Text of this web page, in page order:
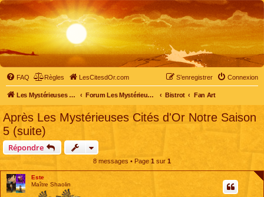
FAQ Règles LesCitesdOr.com Connexion
S’enregistrer
Les Mystérieuses Cités d'Or - LesCitesdOr.com Forum Les Mystérieuses Cités d'Or Bistrot Fan Art
Après Les Mystérieuses Cités d'Or Notre Saison
5 (suite)
Répondre
8 messages • Page 1 sur 1
Este
Maître Shaolin